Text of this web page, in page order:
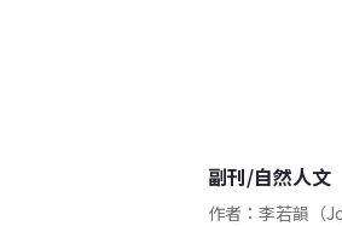
副刊/自然人文
作者：李若韻（